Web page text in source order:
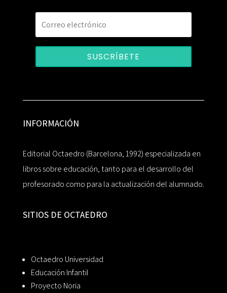
SUSCRÍBETE
INFORMACIÓN
Editorial Octaedro (Barcelona, 1992) especializada en
libros sobre educación, tanto para el desarrollo del
profesorado como para la actualización del alumnado.
SITIOS DE OCTAEDRO
Octaedro Universidad
Educación Infantil
Proyecto Noria